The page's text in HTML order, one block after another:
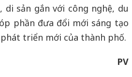
di sản gắn với công nghệ, du
phần đưa đổi mới sáng tạo
triển mới của thành phố.
PV